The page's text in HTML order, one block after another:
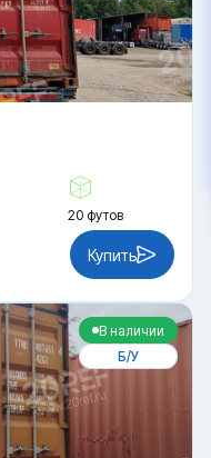
20 футов
Купить
В наличии
Б/У